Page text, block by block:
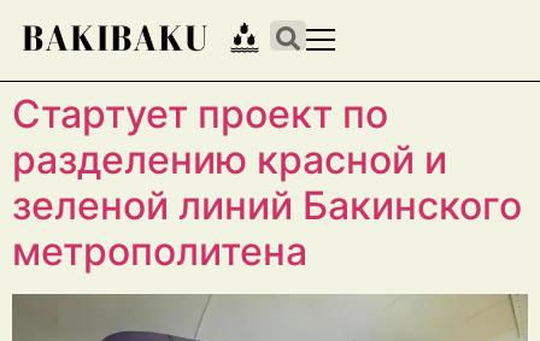
Стартует проект по
разделению красной и
зеленой линий Бакинского
метрополитена